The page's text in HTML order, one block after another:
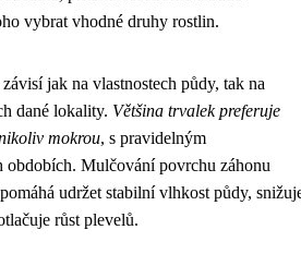
vybrat vhodné druhy rostlin.
jak na vlastnostech půdy, tak na
dané lokality. Většina trvalek preferuje
mokrou, s pravidelným
obdobích. Mulčování povrchu záhonu
udržet stabilní vlhkost půdy,
růst plevelů.